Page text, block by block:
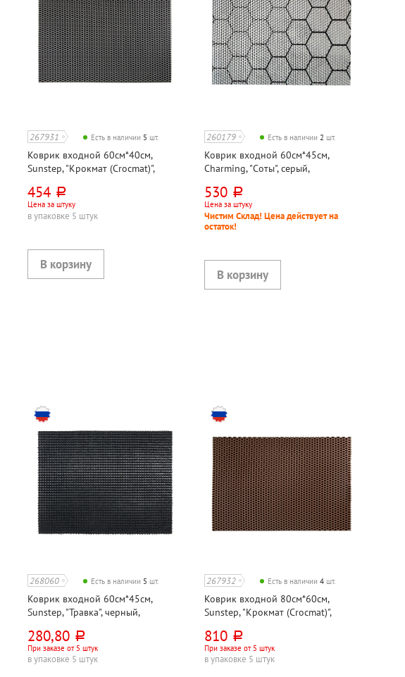
267931 Есть в наличии 5 шт.
Коврик входной 60см*40см,
Sunstep, "Крокмат (Crocmat)",
454 руб.
Цена за штуку
в упаковке 5 штук
260179 Есть в наличии2 шт.
Коврик входной 60см*45см,
Charming, "Соты", серый,
530 руб.
Цена за штуку
Чистим Склад! Цена действует на
остаток!
268060 Есть в наличии 5 шт.
Коврик входной 60см*45см,
Sunstep, "Травка", черный,
280,80 руб.
При заказе от 5 штук
в упаковке 5 штук
267932 Есть в наличии4 шт.
Коврик входной 80см*60см,
Sunstep, "Крокмат (Crocmat)",
810 руб.
При заказе от 5 штук
в упаковке 5 штук